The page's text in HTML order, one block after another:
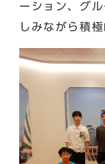
ーション、グ
しみながら積